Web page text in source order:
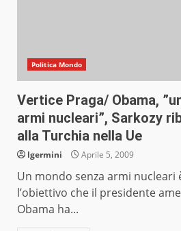
Politica Mondo
Vertice Praga/ Obama,
armi nucleari”, Sarkozy
alla Turchia nella Ue
lgermini Aprile 5, 2009
Un mondo senza armi nucleari
l’obiettivo che il presidente
Obama ha...